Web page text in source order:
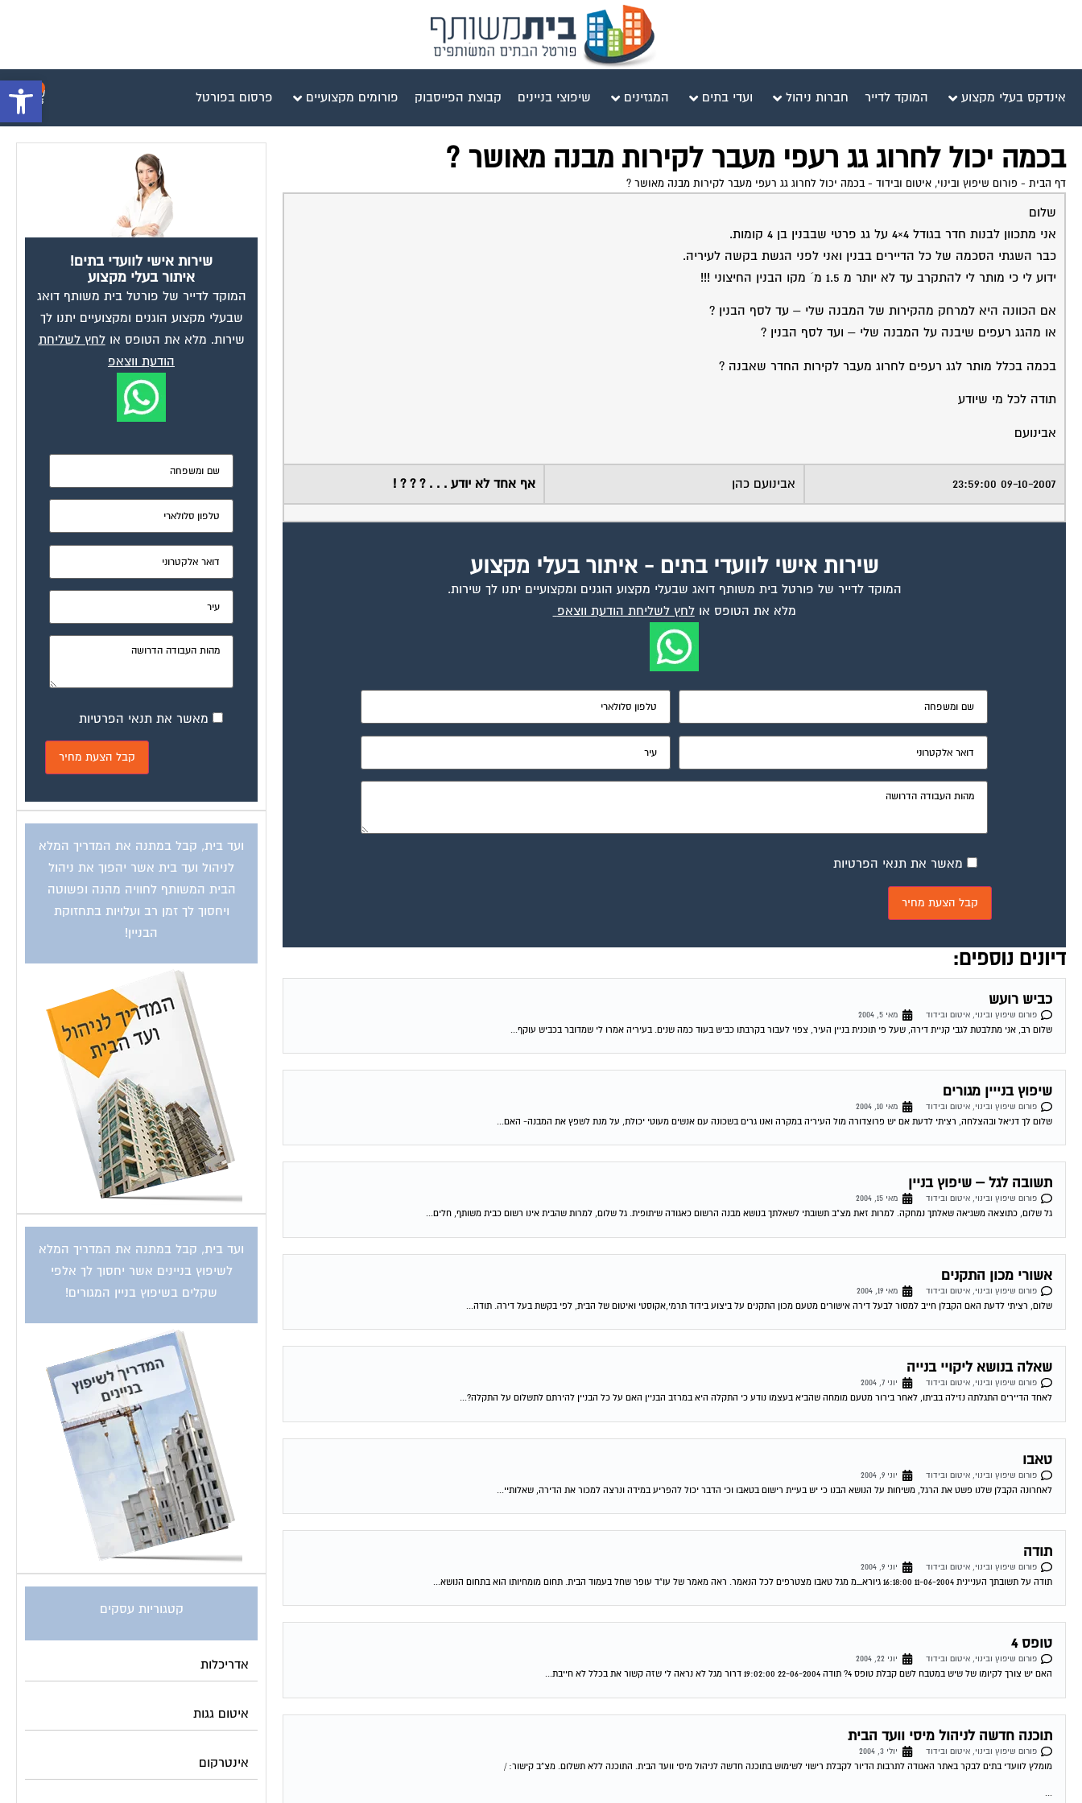
פתח אינדקס בעלי מקצוע המוקד לדייר חברות ניהול ועדי בתים המגזינים שיפוצי בניינים קבוצת הפייסבוק פורומים מקצועיים פרסום בפורטל
בכמה יכול לחרוג גג רעפי מעבר לקירות מבנה מאושר ?
דף הבית - פורום שיפוץ ובינוי, איטום ובידוד - בכמה יכול לחרוג גג רעפי מעבר לקירות מבנה מאושר ?
שלום
אני מתכוון לבנות חדר בגודל 4×4 על גג פרטי שבבנין בן 4 קומות.
כבר השגתי הסכמה של כל הדיירים בבנין ואני לפני הגשת בקשה לעיריה.
ידוע לי כי מותר לי להתקרב עד לא יותר מ 1.5 מ´ מקו הבנין החיצוני !!!
אם הכוונה היא למרחק מהקירות של המבנה שלי – עד לסף הבנין ?
או מהגג רעפים שיבנה על המבנה שלי – ועד לסף הבנין ?
בכמה בכלל מותר לגג רעפים לחרוג מעבר לקירות החדר שאבנה ?
תודה לכל מי שיודע
אבינועם
09-10-2007 23:59:00 אבינועם כהן אף אחד לא יודע . . . ? ? ? !
שירות אישי לוועדי בתים - איתור בעלי מקצוע
המוקד לדייר של פורטל בית משותף דואג שבעלי מקצוע הוגנים ומקצועיים יתנו לך שירות.
מלא את הטופס אולחץ לשליחת הודעת ווצאפ
מאשר את תנאי הפרטיות
דיונים נוספים:
כביש רועש
פורום שיפוץ ובינוי, איטום ובידוד
מאי 5, 2004
שלום רב, אני מתלבטת לגבי קניית דירה, שעל פי תוכנית בניין העיר, צפוי לעבור בקרבתו כביש בעוד כמה שנים. בעיריה אמרו לי שמדובר בכביש עוקף...
שיפוץ בנייין מגורים
פורום שיפוץ ובינוי, איטום ובידוד
מאי 10, 2004
שלום לך דניאל ובהצלחה, רציתי לדעת אם יש פרוצדורה מול העיריה במקרה ואנו גרים בשכונה עם אנשים מעוטי יכולת, על מנת לשפץ את המבנה- האם...
תשובה לגל – שיפוץ בניין
פורום שיפוץ ובינוי, איטום ובידוד
מאי 15, 2004
גל שלום, כתוצאה משגיאה שאלתך נמחקה. למרות זאת מצ"ב תשובתי לשאלתך בנושא מבנה הרשום כאגודה שיתופית. גל שלום, למרות שהבית אינו רשום כבית משותף, חלים...
אשורי מכון התקנים
פורום שיפוץ ובינוי, איטום ובידוד
מאי 19, 2004
שלום, רציתי לדעת האם הקבלן חייב למסור לבעל דירה אישורים מטעם מכון התקנים על ביצוע בידוד תרמי,אקוסטי ואיטום של הבית, לפי בקשת בעל דירה. תודה...
שאלה בנושא ליקויי בנייה
פורום שיפוץ ובינוי, איטום ובידוד
יוני 7, 2004
לאחד הדיירים התגלתה נזילה בביתו, לאחר בירור מטעם מומחה שהביא בעצמו נודע כי התקלה היא במרזב הבניין האם על כל הבניין להירתם לתשלום על התקלה?...
טאבו
פורום שיפוץ ובינוי, איטום ובידוד
יוני 9, 2004
לאחרונה הקבלן שלנו פשט את הרגל, משיחות על הנושא הבנו כי יש בעיית רישום בטאבו וכי הדבר יכול להפריע במידה ונרצה למכור את הדירה, שאלותיי...
תודה
פורום שיפוץ ובינוי, איטום ובידוד
יוני 9, 2004
תודה על תשובתך העניינית 11-06-2004 16:18:00 גיורא_מ מגל טאבו מצטרפים לכל הנאמר. ראה מאמר של עו"ד עופר שחל בעמוד הבית. תחום מומחיותו הוא בתחום הנושא...
טופס 4
פורום שיפוץ ובינוי, איטום ובידוד
יוני 22, 2004
האם יש צורך לקיומו של שיש במטבח לשם קבלת טופס 4? תודה 22-06-2004 19:02:00 דרור מגל לא נראה לי שזה קשור את בכלל לא חייבת...
תוכנה חדשה לניהול מיסי וועד הבית
פורום שיפוץ ובינוי, איטום ובידוד
יולי 3, 2004
מומלץ לוועדי בתים לבקר באתר האגודה לתרבות הדיור לקבלת רישוי לשימוש בתוכנה חדשה לניהול מיסי וועד הבית. התוכנה ללא תשלום. מצ"ב קישור: /
...
שירות אישי לוועדי בתים!
איתור בעלי מקצוע
המוקד לדייר של פורטל בית משותף דואג
שבעלי מקצוע הוגנים ומקצועיים יתנו לך
שירות. מלא את הטופס אולחץ לשליחת
הודעת ווצאפ
מאשר את תנאי הפרטיות
ועד בית, קבל במתנה את המדריך המלא
לניהול ועד בית אשר יהפוך את ניהול
הבית המשותף לחוויה מהנה ופשוטה
ויחסוך לך זמן רב ועלויות בתחזוקת
הבניין!
ועד בית, קבל במתנה את המדריך המלא
לשיפוץ בניינים אשר יחסוך לך אלפי
שקלים בשיפוץ בניין המגורים!
קטגוריות עסקים
אדריכלות
איטום גגות
אינטרקום